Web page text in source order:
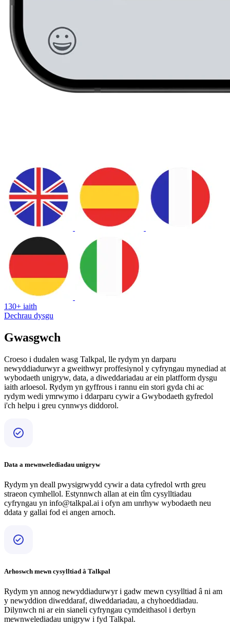
130+ iaith
Dechrau dysgu
Gwasgwch
Croeso i dudalen wasg Talkpal, lle rydym yn darparu
newyddiadurwyr a gweithwyr proffesiynol y cyfryngau mynediad at
wybodaeth unigryw, data, a diweddariadau ar ein platfform dysgu
iaith arloesol. Rydym yn gyffrous i rannu ein stori gyda chi ac
rydym wedi ymrwymo i ddarparu cywir a Gwybodaeth gyfredol
i'ch helpu i greu cynnwys diddorol.
Data a mewnwelediadau unigryw
Rydym yn deall pwysigrwydd cywir a data cyfredol wrth greu
straeon cymhellol. Estynnwch allan at ein tîm cysylltiadau
cyfryngau yn info@talkpal.ai i ofyn am unrhyw wybodaeth neu
ddata y gallai fod ei angen arnoch.
Arhoswch mewn cysylltiad â Talkpal
Rydym yn annog newyddiadurwyr i gadw mewn cysylltiad â ni am
y newyddion diweddaraf, diweddariadau, a chyhoeddiadau.
Dilynwch ni ar ein sianeli cyfryngau cymdeithasol i derbyn
mewnwelediadau unigryw i fyd Talkpal.